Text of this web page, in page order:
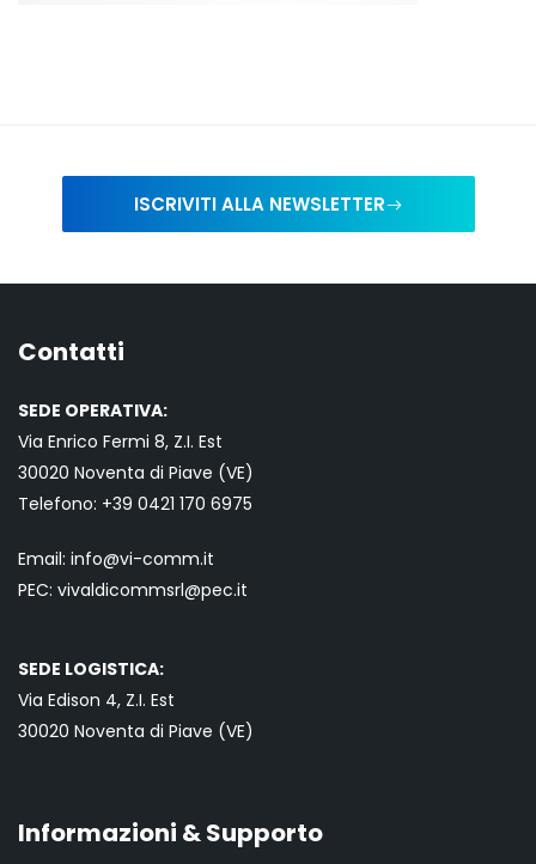
ISCRIVITI ALLA NEWSLETTER
Contatti
SEDE OPERATIVA:
Via Enrico Fermi 8, Z.I. Est
30020 Noventa di Piave (VE)
Telefono: +39 0421 170 6975
Email: info@vi-comm.it
PEC: vivaldicommsrl@pec.it
SEDE LOGISTICA:
Via Edison 4, Z.I. Est
30020 Noventa di Piave (VE)
Informazioni & Supporto